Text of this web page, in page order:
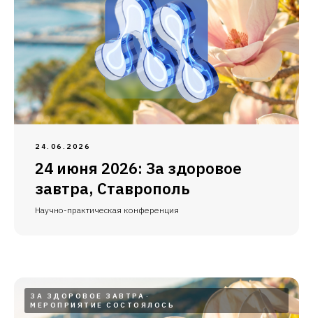
24.06.2026
24 июня 2026: За здоровое
завтра, Ставрополь
Научно-практическая конференция
ЗА ЗДОРОВОЕ ЗАВТРА
МЕРОПРИЯТИЕ СОСТОЯЛОСЬ